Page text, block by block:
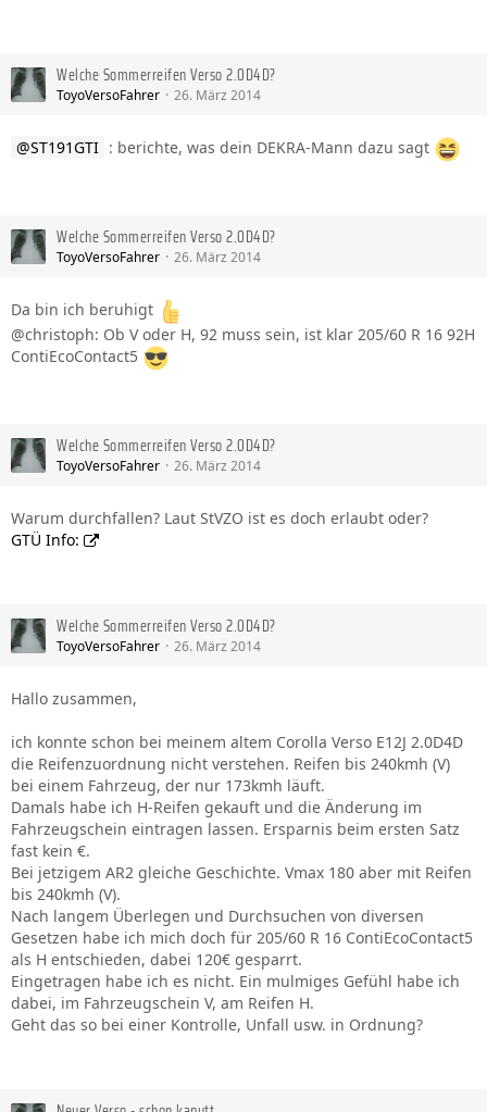
Welche Sommerreifen Verso 2.0D4D?
ToyoVersoFahrer 26. März 2014
ST191GTI : berichte, was dein DEKRA-Mann dazu sagt
Welche Sommerreifen Verso 2.0D4D?
ToyoVersoFahrer 26. März 2014
Da bin ich beruhigt
@christoph: Ob V oder H, 92 muss sein, ist klar 205/60 R 16 92H
ContiEcoContact5
Welche Sommerreifen Verso 2.0D4D?
ToyoVersoFahrer 26. März 2014
Warum durchfallen? Laut StVZO ist es doch erlaubt oder?
GTÜ Info:
Welche Sommerreifen Verso 2.0D4D?
ToyoVersoFahrer 26. März 2014
Hallo zusammen,
ich konnte schon bei meinem altem Corolla Verso E12J 2.0D4D
die Reifenzuordnung nicht verstehen. Reifen bis 240kmh (V)
bei einem Fahrzeug, der nur 173kmh läuft.
Damals habe ich H-Reifen gekauft und die Änderung im
Fahrzeugschein eintragen lassen. Ersparnis beim ersten Satz
fast kein €.
Bei jetzigem AR2 gleiche Geschichte. Vmax 180 aber mit Reifen
bis 240kmh (V).
Nach langem Überlegen und Durchsuchen von diversen
Gesetzen habe ich mich doch für 205/60 R 16 ContiEcoContact5
als H entschieden, dabei 120€ gesparrt.
Eingetragen habe ich es nicht. Ein mulmiges Gefühl habe ich
dabei, im Fahrzeugschein V, am Reifen H.
Geht das so bei einer Kontrolle, Unfall usw. in Ordnung?